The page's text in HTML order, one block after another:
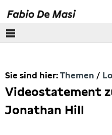
Europäisches Parlament
Themen
Sie sind hier: Themen
Videostatement
Jonathan Hill